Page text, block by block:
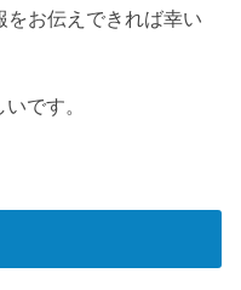
をお伝えできれば幸い
です。